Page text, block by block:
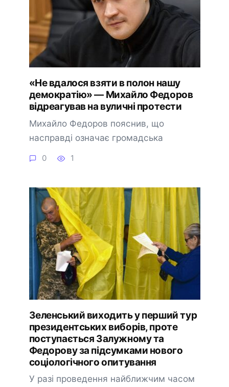
«Не вдалося взяти в полон нашу
демократію» — Михайло Федоров
відреагував на вуличні протести
Михайло Федоров пояснив, що
насправді означає громадська
0 1
Зеленський виходить у перший тур
президентських виборів, проте
поступається Залужному та
Федорову за підсумками нового
соціологічного опитування
У разі проведення найближчим часом